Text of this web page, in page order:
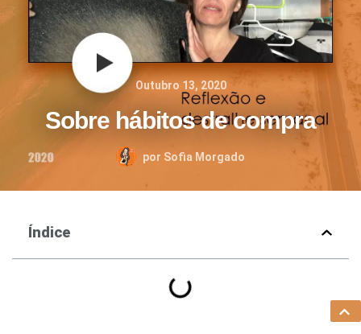
Outubro 13, 2020
Sobre hábitos de compra
por Sofia Morgado
Índice